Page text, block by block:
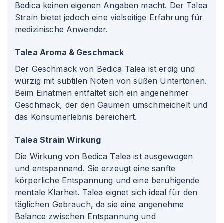
Bedica keinen eigenen Angaben macht. Der Talea
Strain bietet jedoch eine vielseitige Erfahrung für
medizinische Anwender.
Talea Aroma & Geschmack
Der Geschmack von Bedica Talea ist erdig und
würzig mit subtilen Noten von süßen Untertönen.
Beim Einatmen entfaltet sich ein angenehmer
Geschmack, der den Gaumen umschmeichelt und
das Konsumerlebnis bereichert.
Talea Strain Wirkung
Die Wirkung von Bedica Talea ist ausgewogen
und entspannend. Sie erzeugt eine sanfte
körperliche Entspannung und eine beruhigende
mentale Klarheit. Talea eignet sich ideal für den
täglichen Gebrauch, da sie eine angenehme
Balance zwischen Entspannung und